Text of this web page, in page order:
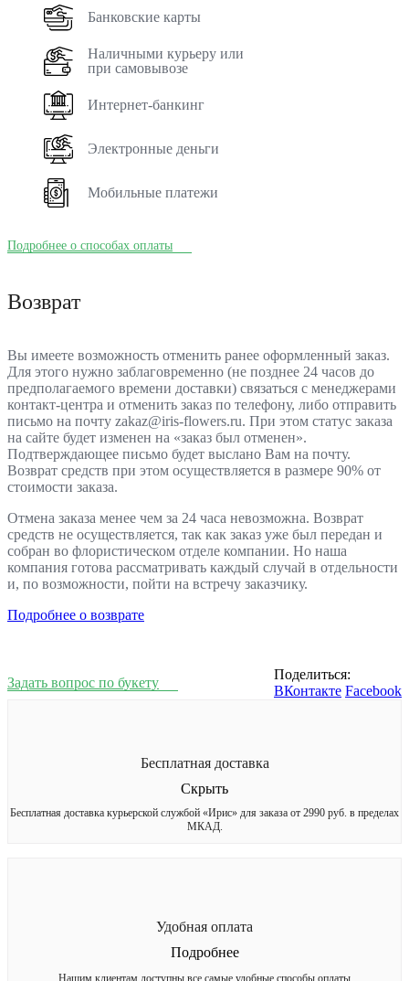
Банковские карты
Наличными курьеру или
при самовывозе
Интернет-банкинг
Электронные деньги
Мобильные платежи
Подробнее о способах оплаты
Возврат
Вы имеете возможность отменить ранее оформленный заказ.
Для этого нужно заблаговременно (не позднее 24 часов до
предполагаемого времени доставки) связаться с менеджерами
контакт-центра и отменить заказ по телефону, либо отправить
письмо на почту zakaz@iris-flowers.ru. При этом статус заказа
на сайте будет изменен на «заказ был отменен».
Подтверждающее письмо будет выслано Вам на почту.
Возврат средств при этом осуществляется в размере 90% от
стоимости заказа.
Отмена заказа менее чем за 24 часа невозможна. Возврат
средств не осуществляется, так как заказ уже был передан и
собран во флористическом отделе компании. Но наша
компания готова рассматривать каждый случай в отдельности
и, по возможности, пойти на встречу заказчику.
Подробнее о возврате
Задать вопрос по букету
Поделиться:
ВКонтакте Facebook
Бесплатная доставка
Скрыть
Бесплатная доставка курьерской службой «Ирис» для заказа от 2990 руб. в пределах
МКАД.
Удобная оплата
Подробнее
Нашим клиентам доступны все самые удобные способы оплаты